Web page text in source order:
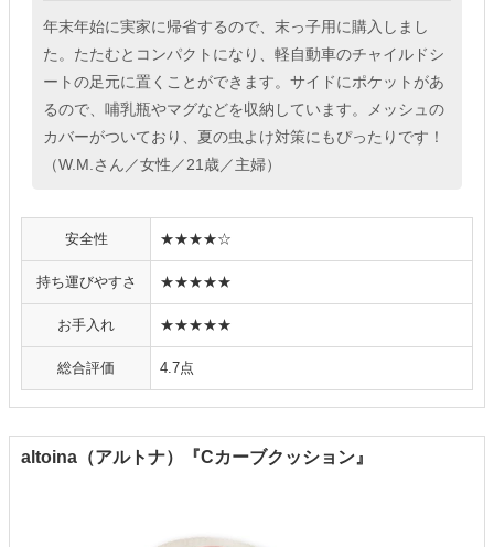
年末年始に実家に帰省するので、末っ子用に購入しまし
た。たたむとコンパクトになり、軽自動車のチャイルドシ
ートの足元に置くことができます。サイドにポケットがあ
るので、哺乳瓶やマグなどを収納しています。メッシュの
カバーがついており、夏の虫よけ対策にもぴったりです！
（W.M.さん／女性／21歳／主婦）
安全性 ★★★★☆
持ち運びやすさ ★★★★★
お手入れ ★★★★★
総合評価 4.7点
altoina（アルトナ）『Cカーブクッション』